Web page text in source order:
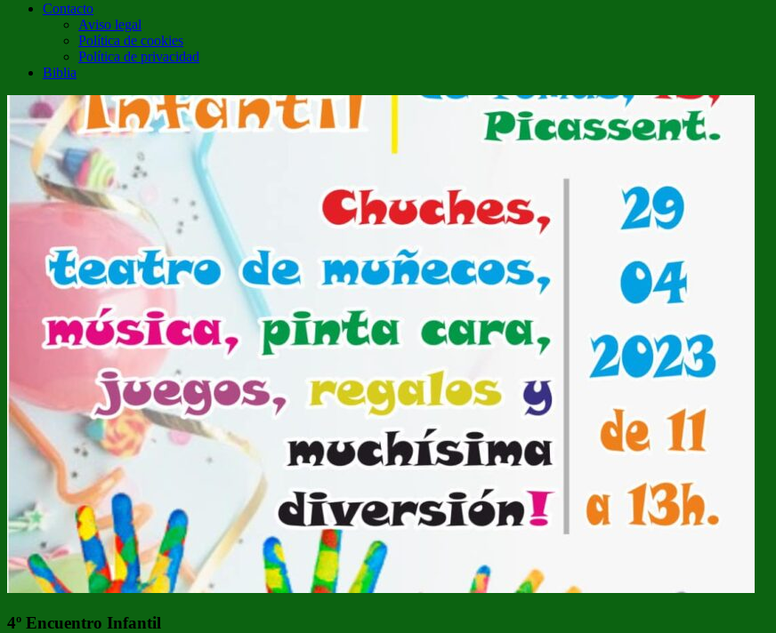
Contacto
Aviso legal
Política de cookies
Política de privacidad
Biblia
4º Encuentro Infantil